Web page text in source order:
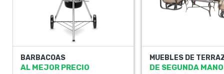
BARBACOAS
AL MEJOR PRECIO
MUEBLES DE
DE SEGUNDA MANO